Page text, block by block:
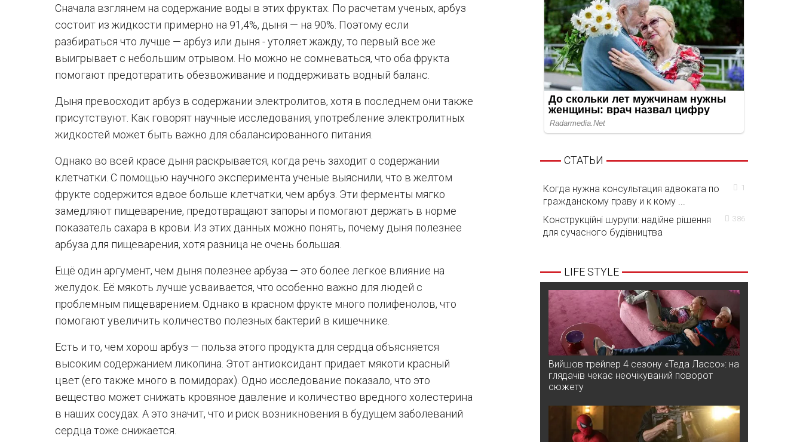
Сначала взглянем на содержание воды в этих фруктах. По расчетам ученых, арбуз
состоит из жидкости примерно на 91,4%, дыня — на 90%. Поэтому если
разбираться что лучше — арбуз или дыня - утоляет жажду, то первый все же
выигрывает с небольшим отрывом. Но можно не сомневаться, что оба фрукта
помогают предотвратить обезвоживание и поддерживать водный баланс.
Дыня превосходит арбуз в содержании электролитов, хотя в последнем они также
присутствуют. Как говорят научные исследования, употребление электролитных
жидкостей может быть важно для сбалансированного питания.
Однако во всей красе дыня раскрывается, когда речь заходит о содержании
клетчатки. С помощью научного эксперимента ученые выяснили, что в желтом
фрукте содержится вдвое больше клетчатки, чем арбуз. Эти ферменты мягко
замедляют пищеварение, предотвращают запоры и помогают держать в норме
показатель сахара в крови. Из этих данных можно понять, почему дыня полезнее
арбуза для пищеварения, хотя разница не очень большая.
Ещё один аргумент, чем дыня полезнее арбуза — это более легкое влияние на
желудок. Её мякоть лучше усваивается, что особенно важно для людей с
проблемным пищеварением. Однако в красном фрукте много полифенолов, что
помогают увеличить количество полезных бактерий в кишечнике.
Есть и то, чем хорош арбуз — польза этого продукта для сердца объясняется
высоким содержанием ликопина. Этот антиоксидант придает мякоти красный
цвет (его также много в помидорах). Одно исследование показало, что это
вещество может снижать кровяное давление и количество вредного холестерина
в наших сосудах. А это значит, что и риск возникновения в будущем заболеваний
сердца тоже снижается.
СТАТЬИ
Когда нужна консультация адвоката по
гражданскому праву и к кому ...
1
Конструкційні шурупи: надійне рішення
для сучасного будівництва
386
LIFE STYLE
Вийшов трейлер 4 сезону «Теда Лассо»: на
глядачів чекає неочікуваний поворот
сюжету